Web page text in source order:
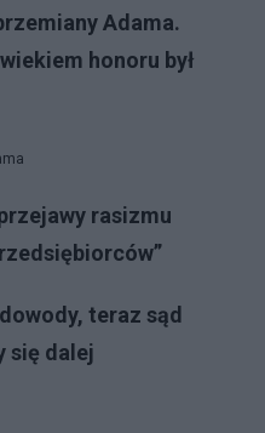
Adama.
honoru był
rasizmu
teraz sąd
się dalej